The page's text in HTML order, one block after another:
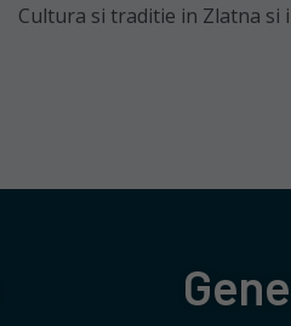
Cultura si traditie in Zlatna si